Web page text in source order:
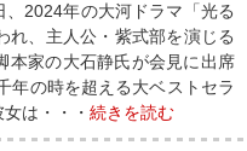
2024年の大河ドラマ「光る
れ、主人公・紫式部を演じる
本家の大石静氏が会見に出席
の時を超える大ベストセラ
は・・・ 続きを読む